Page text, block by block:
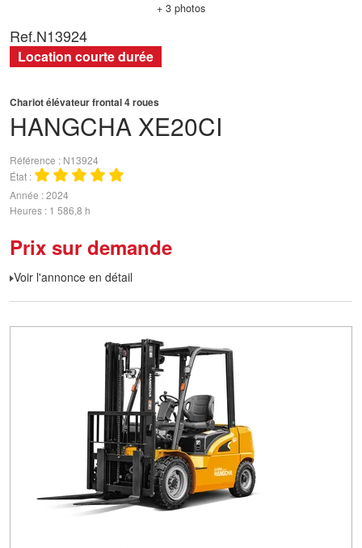
+ 3 photos
HANGCHA XE20CI
Chariot élévateur frontal 4 roues
Référence
N13924
État
Année 2024
Heures 1 586,8 h
Prix sur demande
Voir l'annonce en détail
Ref.N13924
Location courte durée